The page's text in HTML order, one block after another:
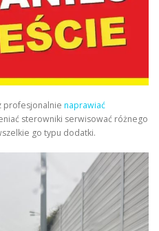
profesjonalnie naprawiać
sterowniki serwisować różnego
go typu dodatki.